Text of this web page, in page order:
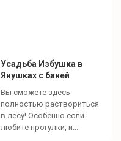
Усадьба Избушка в
Янушках с баней
Вы сможете здесь
полностью раствориться
в лесу! Особенно если
любите прогулки, и...